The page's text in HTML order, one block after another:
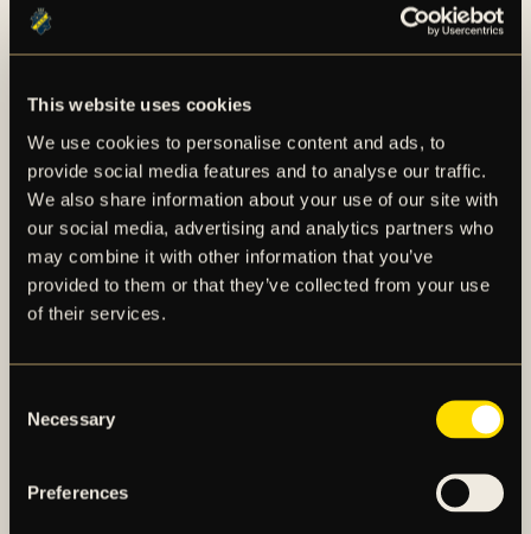
This website uses cookies
We use cookies to personalise content and ads, to
provide social media features and to analyse our traffic.
We also share information about your use of our site with
our social media, advertising and analytics partners who
may combine it with other information that you’ve
provided to them or that they’ve collected from your use
of their services.
Selection
Necessary
Preferences
motståndaranalyser, detta i nära samarbete med
NÄSTA DEL I ARTIKELSERIEN
I nästkommande artikel tittar vi närmare på fysisk
prestation, medicinskt stöd och mental prestation –
och hur AIK Fotboll arbetar för att stödja spelarnas
tillgänglighet, välmående och långsiktiga
motståndskraft under säsongen.
Läs den första delen här.
FLER NYHETER